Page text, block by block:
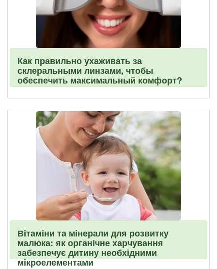
Как правильно ухаживать за
склеральными линзами, чтобы
обеспечить максимальный комфорт?
Вітаміни та мінерали для розвитку
малюка: як органічне харчування
забезпечує дитину необхідними
мікроелементами